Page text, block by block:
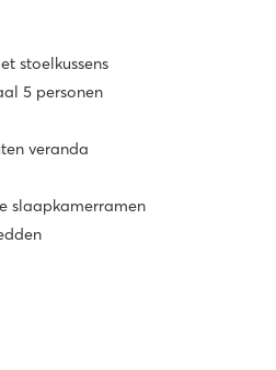
stoelkussens
5 personen
veranda
slaapkamerramen